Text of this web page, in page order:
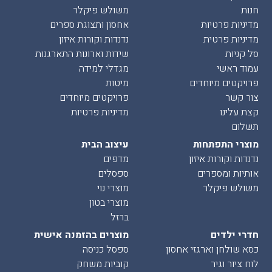
חנות
מדיניות פרטיות
מדיניות פרטית
סל קניות
עמוד ראשי
פרויקטים מיוחדים
צור קשר
קצת עלינו
תשלום
משולש פיקלר
אחסון ותצוגת ספרים
נדנדות וקורות איזון
שידות וארונות התארגנות
מגדלי למידה
מיטות
פרויקטים מיוחדים
מדיניות פרטיות
מוצרי התפתחות
נדנדות וקורות איזון
אותיות ומספרים
משולש פיקלר
עיצוב הבית
מדפים
ספסלים
מוצרי נוי
מוצרי בטון
ברזל
חדרי ילדים
כסא שולחן וארגזי אחסון
לוח ציור וגיר
מוצרים בהזמנה אישית
ספסל כניסה
קוביות משחק